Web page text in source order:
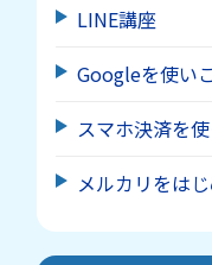
LINE講座
Googleを使い
スマホ決済を
メルカリをは